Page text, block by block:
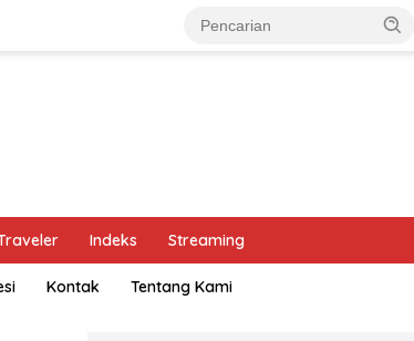
Indeks Streaming
Kontak Tentang Kami